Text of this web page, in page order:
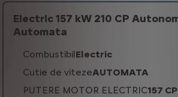
Electric 157 kW 210 CP
Automata
CombustibilElectric
Cutie de vitezeAUTOMATA
PUTERE MOTOR ELECTRIC157 CP